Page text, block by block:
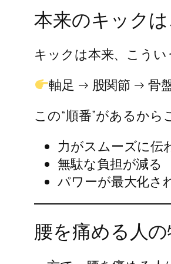
本来のキックは
キックは本来、こうい
軸足 → 股関節 → 骨
この“順番”があるから
力がスムーズに伝
無駄な負担が減る
パワーが最大化さ
腰を痛める人